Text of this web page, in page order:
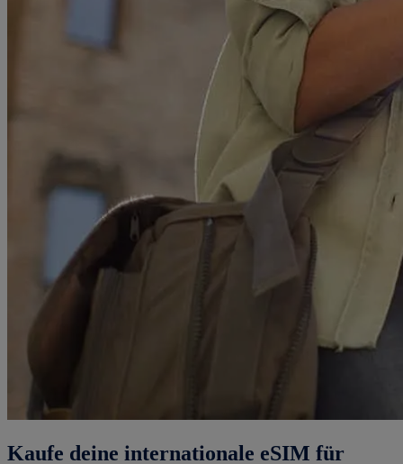
Kaufe deine internationale eSIM für